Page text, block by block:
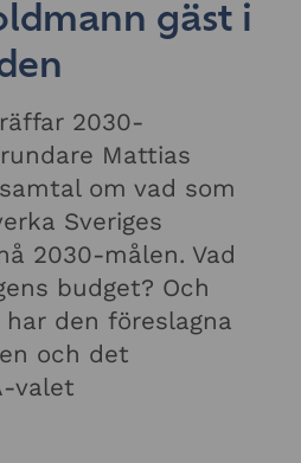
gäst i
2030-
Mattias
om vad som
Sveriges
2030-målen. Vad
budget? Och
den föreslagna
och det
valet